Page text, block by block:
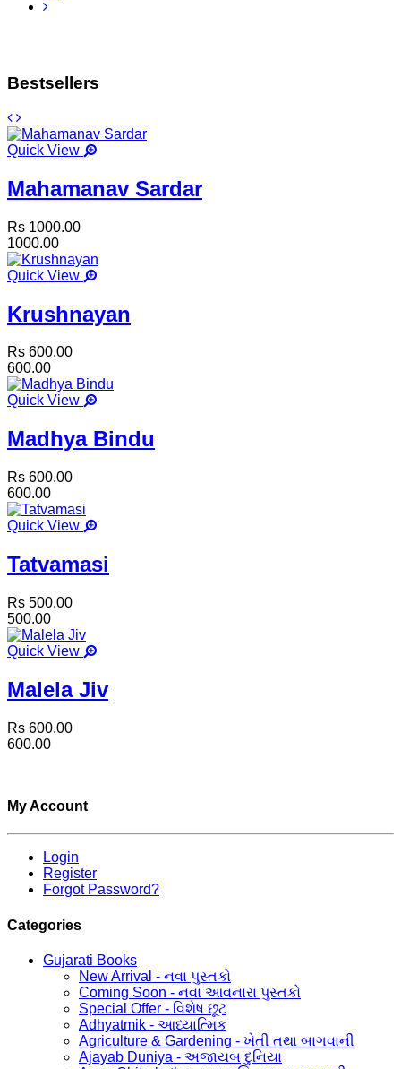
Bestsellers
Quick View
Mahamanav Sardar
Rs 1000.00
1000.00
Quick View
Krushnayan
Rs 600.00
600.00
Quick View
Madhya Bindu
Rs 600.00
600.00
Quick View
Tatvamasi
Rs 500.00
500.00
Quick View
Malela Jiv
Rs 600.00
600.00
My Account
Login
Register
Forgot Password?
Categories
Gujarati Books
New Arrival - નવા પુસ્તકો
Coming Soon - નવા આવનારા પુસ્તકો
Special Offer - વિશેષ છૂટ
Adhyatmik - આધ્યાત્મિક
Agriculture & Gardening - ખેતી તથા બાગવાની
Ajayab Duniya - અજાયબ દુનિયા